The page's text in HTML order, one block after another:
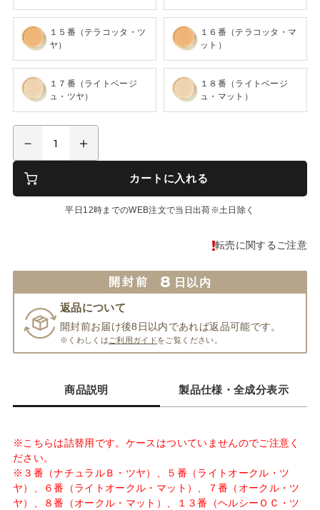
１５番（テラコッタ・ツ
ヤ）
１６番（テラコッタ・マ
ット）
１７番（ライトベージ
ュ・ツヤ）
１８番（ライトベージ
ュ・マット）
カートに入れる
平日12時までのWEB注文で当日出荷※土日除く
転売に関するご注意
開封前 8 日以内
返品について
開封前お届け後8日以内であれば返品可能です。
※くわしくはご利用ガイドをご覧ください。
商品説明 製品仕様・全成分表示
※こちらは詰替用です。ケースはついていませんのでご注意く
ださい。
※３番（ナチュラルＢ・ツヤ）、５番（ライトオークル・ツ
ヤ）、６番（ライトオークル・マット）、７番（オークル・ツ
ヤ）、８番（オークル・マット）、１３番（ヘルシーＯＣ・ツ